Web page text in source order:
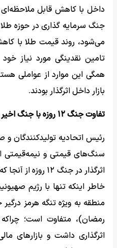
داخل با کاهش قابل ملاحظه‌ای
جنگ سرمایه گذاری در حوزه
می‌شود، روند قیمت طلا با
تامین نقدینگی مورد نیاز
همگی این موارد از عواملی
بازار داخل اثرگذار بودند.
تفاوت جنگ ۱۲ روزه با جنگ اخیر در بازار طلا چه بود؟
رئیس اتحادیه تولیدکنندگان و
سنگ‌های قیمتی و نیمه‌قیمتی
اثرگذار در جنگ ۱۲
خاطر اینکه تنها با رژیم
منطقه به ویژه تنگه هرمز
رمضان)، متفاوت است؛
اثرگذاری داشت و بازارهای